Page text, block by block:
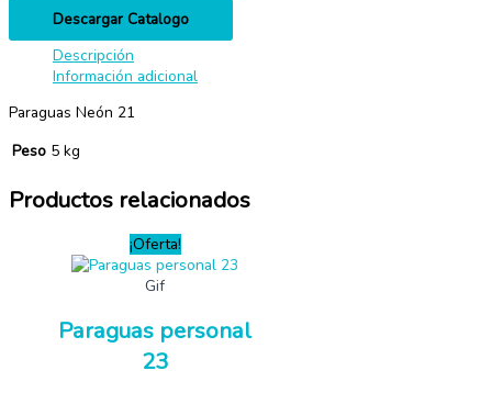
Descargar Catalogo
Descripción
Información adicional
Paraguas Neón 21
Peso 5 kg
Productos relacionados
¡Oferta!
Gif
Paraguas personal
23